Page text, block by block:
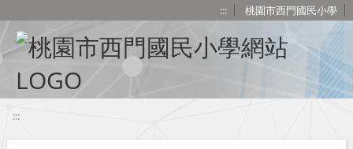
::: 桃園市西門國民小學
:::